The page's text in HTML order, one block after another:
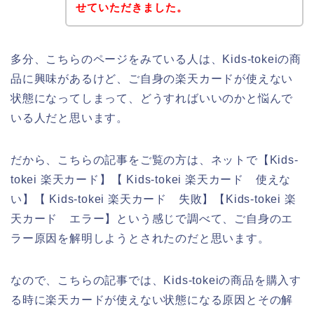
せていただきました。
多分、こちらのページをみている人は、Kids-tokeiの商
品に興味があるけど、ご自身の楽天カードが使えない
状態になってしまって、どうすればいいのかと悩んで
いる人だと思います。
だから、こちらの記事をご覧の方は、ネットで【Kids-
tokei 楽天カード】【 Kids-tokei 楽天カード 使えな
い】【 Kids-tokei 楽天カード 失敗】【Kids-tokei 楽
天カード エラー】という感じで調べて、ご自身のエ
ラー原因を解明しようとされたのだと思います。
なので、こちらの記事では、Kids-tokeiの商品を購入す
る時に楽天カードが使えない状態になる原因とその解